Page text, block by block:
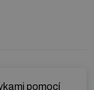
pomocí